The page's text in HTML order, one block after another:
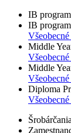
IB program
IB program
Middle
Middle
Diploma
Šrobárčania